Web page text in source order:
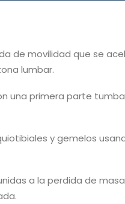
de movilidad que se
lumbar.
una primera parte
y gemelos
a la perdida de